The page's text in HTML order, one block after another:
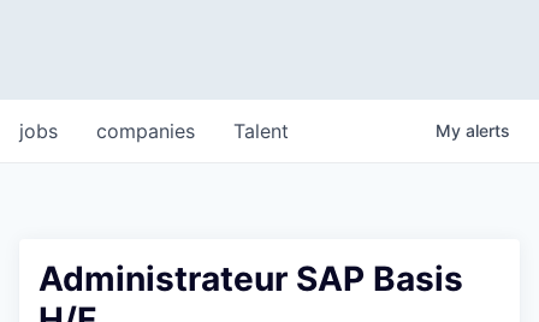
jobs companies Talent My alerts
Administrateur SAP Basis